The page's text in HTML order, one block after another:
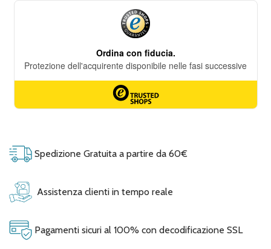
Spedizione Gratuita a partire da 60€
Assistenza clienti in tempo reale
Pagamenti sicuri al 100% con decodificazione SSL